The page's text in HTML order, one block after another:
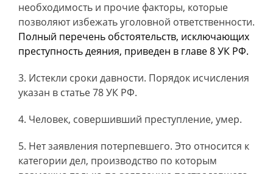
необходимость и прочие факторы, которые
позволяют избежать уголовной ответственности.
Полный перечень обстоятельств, исключающих
преступность деяния, приведен в главе 8 УК РФ.
Истекли сроки давности. Порядок исчисления
указан в статье 78 УК РФ.
Человек, совершивший преступление, умер.
Нет заявления потерпевшего. Это относится к
категории дел, производство по которым